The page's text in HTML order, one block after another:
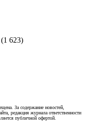
(1 623)
За содержание новостей,
редакция журнала ответственности
публичной офертой.